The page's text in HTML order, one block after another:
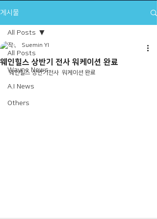
게시물
All Posts
Wayne News
A.I News
Others
All Posts
웨인힐스 상반기 전사 워케이션 완료
Suemin YI
웨인힐스 상반기전사  워케이션 완료